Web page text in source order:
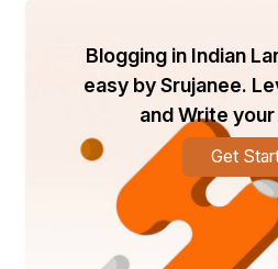
ନିର୍ବାହ କରେ | ମେସିନ୍ ନିର୍ମିତ ରୂପା
ସୂକ୍ଷ୍ମ କାରିଗରୀ ପାଇଁ ଏକ
ଚ୍ୟାଲେଞ୍ଜଗୁଡ଼ିକ ମଧ୍ୟରେ,
ହସ୍ତତନ୍ତ ଉତ୍ପାଦଗୁଡ଼ିକ
ପାରମ୍ପାରିକ କଳାର ସାଂସ୍କୃତିକ
ପୁନର୍ଜୀବନକୁ ବୃଦ୍ଧି କରୁଛି |
ଏବଂ ପ୍ରଦର୍ଶନୀ
ଦକ୍ଷତା ପ୍ରଦର୍ଶନ ଏବଂ ବ୍ୟାପକ
Blogging in Indian
easy by Srujanee.
and Write
Get